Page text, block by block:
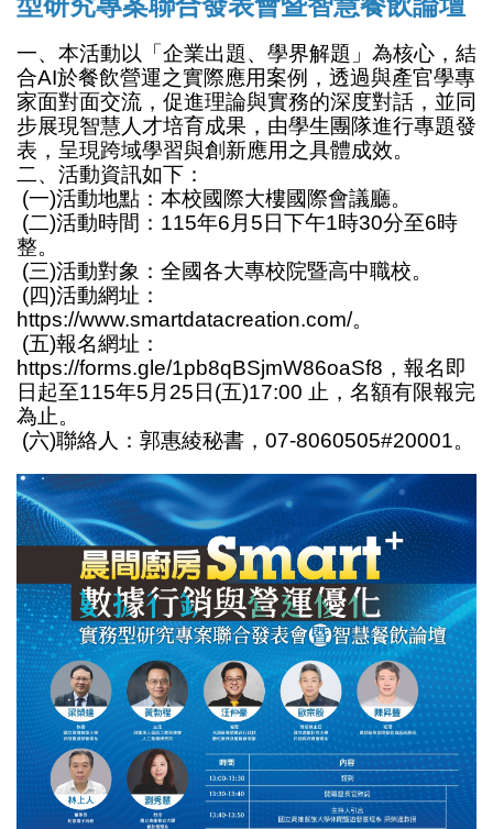
一、本活動以「企業出題、學界解題」為核心，結
合AI於餐飲營運之實際應用案例，透過與產官學專
家面對面交流，促進理論與實務的深度對話，並同
步展現智慧人才培育成果，由學生團隊進行專題發
表，呈現跨域學習與創新應用之具體成效。
二、活動資訊如下：
(一)活動地點：本校國際大樓國際會議廳。
(二)活動時間：115年6月5日下午1時30分至6時
整。
(三)活動對象：全國各大專校院暨高中職校。
(四)活動網址：
https://www.smartdatacreation.com/。
(五)報名網址：
https://forms.gle/1pb8qBSjmW86oaSf8 ，報名即
日起至115年5月25日(五)17:00 止，名額有限報完
為止。
(六)聯絡人：郭惠綾秘書，07-8060505#20001。